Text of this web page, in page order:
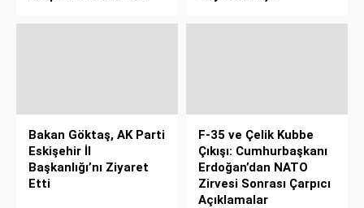
Bakan Göktaş, AK Parti
Eskişehir İl
Başkanlığı’nı Ziyaret
Etti
F-35 ve Çelik Kubbe
Çıkışı: Cumhurbaşkanı
Erdoğan’dan NATO
Zirvesi Sonrası Çarpıcı
Açıklamalar